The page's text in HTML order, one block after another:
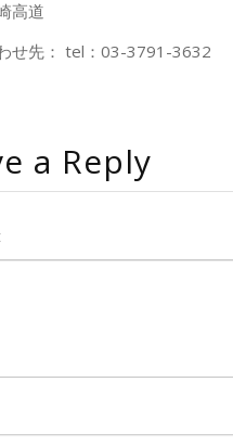
高道
せ先： tel ： 03-3791-3632
a Reply